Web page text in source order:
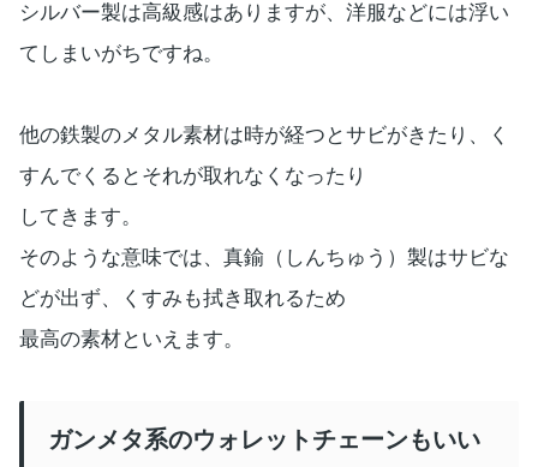
シルバー製は高級感はありますが、洋服などには浮い
てしまいがちですね。
他の鉄製のメタル素材は時が経つとサビがきたり、く
すんでくるとそれが取れなくなったり
してきます。
そのような意味では、真鍮（しんちゅう）製はサビな
どが出ず、くすみも拭き取れるため
最高の素材といえます。
ガンメタ系のウォレットチェーンもいい